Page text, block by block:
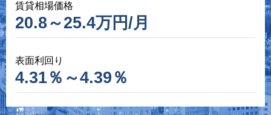
賃貸相場価格
20.8～25.4万円/月
表面利回り
4.31％～4.39％